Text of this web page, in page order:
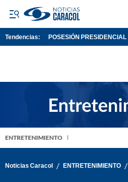
Tendencias: POSESIÓN PRESIDENCIAL
ENTRETENIMIENTO
Noticias Caracol / ENTRETENIMIENTO /